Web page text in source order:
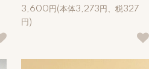
3,600円(本体3,273円、税327
円)